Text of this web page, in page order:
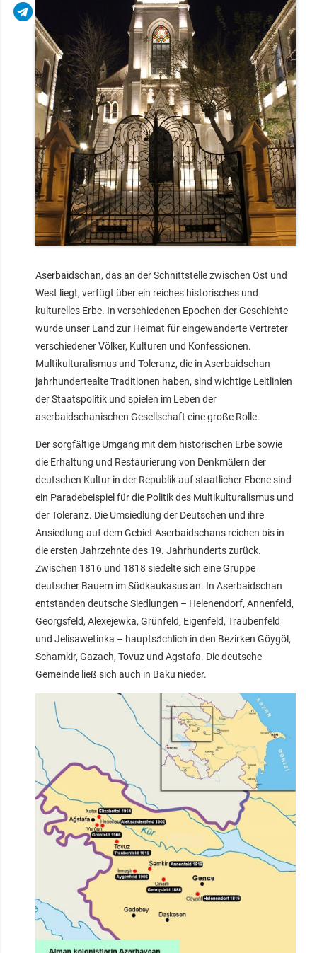
Aserbaidschan, das an der Schnittstelle zwischen Ost und
West liegt, verfügt über ein reiches historisches und
kulturelles Erbe. In verschiedenen Epochen der Geschichte
wurde unser Land zur Heimat für eingewanderte Vertreter
verschiedener Völker, Kulturen und Konfessionen.
Multikulturalismus und Toleranz, die in Aserbaidschan
jahrhundertealte Traditionen haben, sind wichtige Leitlinien
der Staatspolitik und spielen im Leben der
aserbaidschanischen Gesellschaft eine große Rolle.
Der sorgfältige Umgang mit dem historischen Erbe sowie
die Erhaltung und Restaurierung von Denkmälern der
deutschen Kultur in der Republik auf staatlicher Ebene sind
ein Paradebeispiel für die Politik des Multikulturalismus und
der Toleranz. Die Umsiedlung der Deutschen und ihre
Ansiedlung auf dem Gebiet Aserbaidschans reichen bis in
die ersten Jahrzehnte des 19. Jahrhunderts zurück.
Zwischen 1816 und 1818 siedelte sich eine Gruppe
deutscher Bauern im Südkaukasus an. In Aserbaidschan
entstanden deutsche Siedlungen – Helenendorf, Annenfeld,
Georgsfeld, Alexejewka, Grünfeld, Eigenfeld, Traubenfeld
und Jelisawetinka – hauptsächlich in den Bezirken Göygöl,
Schamkir, Gazach, Tovuz und Agstafa. Die deutsche
Gemeinde ließ sich auch in Baku nieder.